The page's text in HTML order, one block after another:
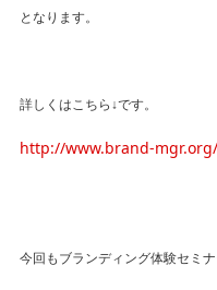
となります。
詳しくはこちら↓です。
http://www.brand-
今回もブランディング体験セミナ